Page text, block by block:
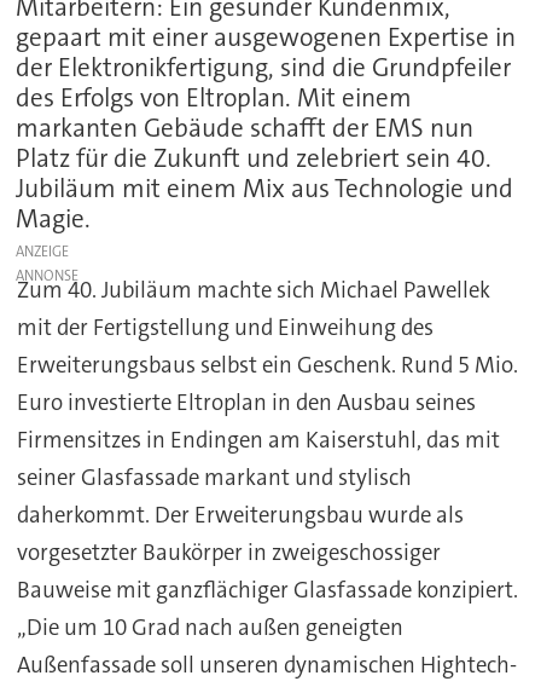
Mitarbeitern: Ein gesunder Kundenmix,
gepaart mit einer ausgewogenen Expertise in
der Elektronikfertigung, sind die Grundpfeiler
des Erfolgs von Eltroplan. Mit einem
markanten Gebäude schafft der EMS nun
Platz für die Zukunft und zelebriert sein 40.
Jubiläum mit einem Mix aus Technologie und
Magie.
ANZEIGE
Zum 40. Jubiläum machte sich Michael Pawellek
mit der Fertigstellung und Einweihung des
Erweiterungsbaus selbst ein Geschenk. Rund 5 Mio.
Euro investierte Eltroplan in den Ausbau seines
Firmensitzes in Endingen am Kaiserstuhl, das mit
seiner Glasfassade markant und stylisch
daherkommt. Der Erweiterungsbau wurde als
vorgesetzter Baukörper in zweigeschossiger
Bauweise mit ganzflächiger Glasfassade konzipiert.
„Die um 10 Grad nach außen geneigten
Außenfassade soll unseren dynamischen Hightech-